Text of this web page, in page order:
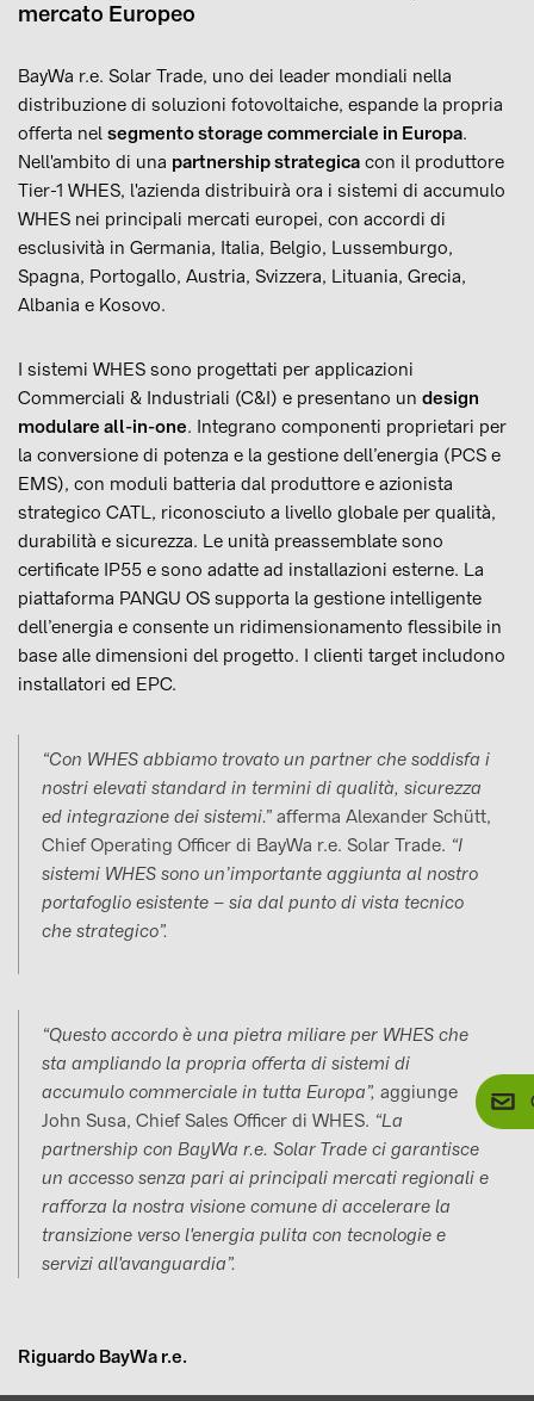
mercato Europeo
BayWa r.e. Solar Trade, uno dei leader mondiali nella
distribuzione di soluzioni fotovoltaiche, espande la propria
offerta nel segmento storage commerciale in Europa.
Nell'ambito di una partnership strategica con il produttore
Tier-1 WHES, l'azienda distribuirà ora i sistemi di accumulo
WHES nei principali mercati europei, con accordi di
esclusività in Germania, Italia, Belgio, Lussemburgo,
Spagna, Portogallo, Austria, Svizzera, Lituania, Grecia,
Albania e Kosovo.
I sistemi WHES sono progettati per applicazioni
Commerciali & Industriali (C&I) e presentano un design
modulare all-in-one. Integrano componenti proprietari per
la conversione di potenza e la gestione dell’energia (PCS e
EMS), con moduli batteria dal produttore e azionista
strategico CATL, riconosciuto a livello globale per qualità,
durabilità e sicurezza. Le unità preassemblate sono
certificate IP55 e sono adatte ad installazioni esterne. La
piattaforma PANGU OS supporta la gestione intelligente
dell’energia e consente un ridimensionamento flessibile in
base alle dimensioni del progetto. I clienti target includono
installatori ed EPC.
“Con WHES abbiamo trovato un partner che soddisfa i
nostri elevati standard in termini di qualità, sicurezza
ed integrazione dei sistemi.” afferma Alexander Schütt,
Chief Operating Officer di BayWa r.e. Solar Trade. “I
sistemi WHES sono un’importante aggiunta al nostro
portafoglio esistente – sia dal punto di vista tecnico
che strategico”.
“Questo accordo è una pietra miliare per WHES che
sta ampliando la propria offerta di sistemi di
accumulo commerciale in tutta Europa”, aggiunge
John Susa, Chief Sales Officer di WHES. “La
partnership con BayWa r.e. Solar Trade ci garantisce
un accesso senza pari ai principali mercati regionali e
rafforza la nostra visione comune di accelerare la
transizione verso l'energia pulita con tecnologie e
servizi all'avanguardia”.
Riguardo BayWa r.e.